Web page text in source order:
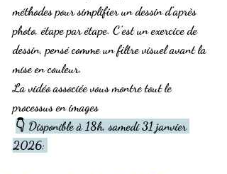
méthodes pour simplifier un dessin d’après
photo, étape par étape. C’est un exercice de
dessin, pensé comme un filtre visuel avant la
mise en couleur.
La vidéo associée vous montre tout le
processus en images
👇 Disponible à 18h, samedi 31 janvier
2026: